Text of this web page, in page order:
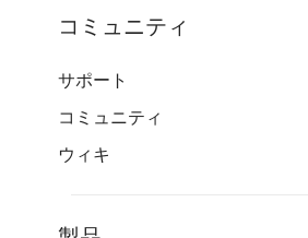
コミュニティ
サポート
コミュニティ
ウィキ